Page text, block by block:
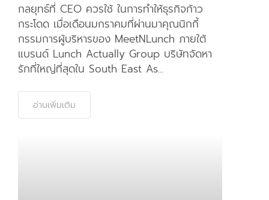
กลยุทธ์ที่ CEO ควรใช้ ในการทำให้ธุรกิจก้าว
กระโดด เมื่อเดือนมกราคมที่ผ่านมาคุณนิกกี้
กรรมการผู้บริหารของ MeetNLunch ภายใต้
แบรนด์ Lunch Actually Group บริษัทจัดหา
รักที่ใหญ่ที่สุดใน South East As...
อ่านเพิ่มเติม